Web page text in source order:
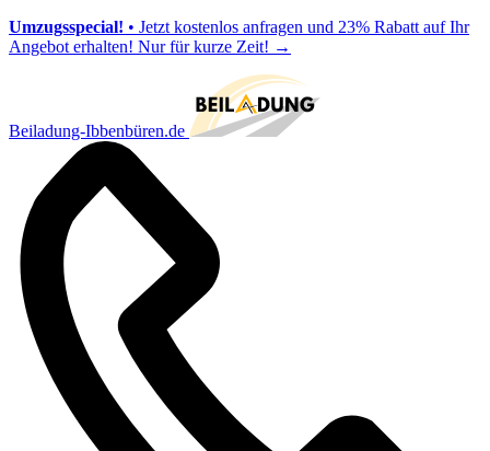
Umzugsspecial! • Jetzt kostenlos anfragen und 23% Rabatt auf Ihr
Angebot erhalten! Nur für kurze Zeit! →
Beiladung-Ibbenbüren.de